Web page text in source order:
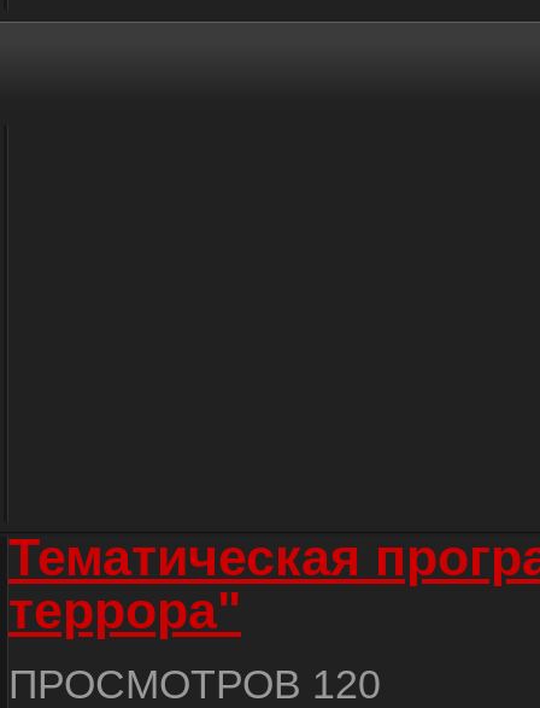
Тематическая
террора"
ПРОСМОТРОВ 120